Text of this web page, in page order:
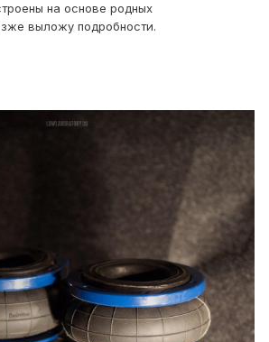
на основе родных
выложу подробности.